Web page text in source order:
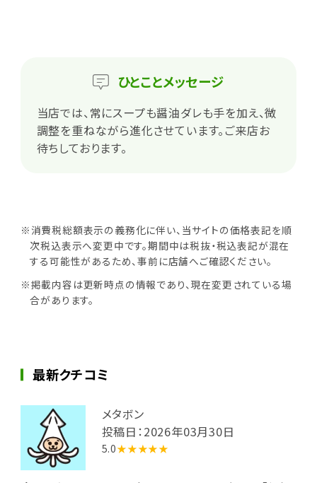
ひとことメッセージ
当店では、常にスープも醤油ダレも手を加え、微
調整を重ねながら進化させています。ご来店お
待ちしております。
※消費税総額表示の義務化に伴い、当サイトの価格表記を順
次税込表示へ変更中です。期間中は税抜・税込表記が混在
する可能性があるため、事前に店舗へご確認ください。
※掲載内容は更新時点の情報であり、現在変更されている場
合があります。
最新クチコミ
メタボン
投稿日：2026年03月30日
5.0★★★★★